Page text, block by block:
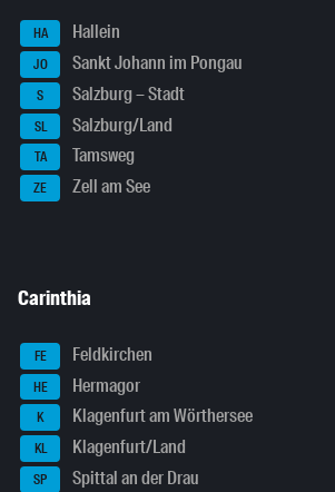
HA Hallein
JO Sankt Johann im Pongau
S Salzburg – Stadt
SL Salzburg/Land
TA Tamsweg
ZE Zell am See
Carinthia
FE Feldkirchen
HE Hermagor
K Klagenfurt am Wörthersee
KL Klagenfurt/Land
SP Spittal an der Drau